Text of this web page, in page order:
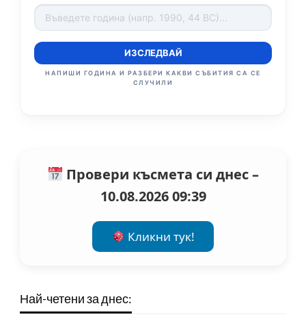
ИЗСЛЕДВАЙ
НАПИШИ ГОДИНА И РАЗБЕРИ КАКВИ СЪБИТИЯ СА СЕ
СЛУЧИЛИ
Провери късмета си днес –
10.08.2026 09:39
Кликни тук!
Най-четени за днес: